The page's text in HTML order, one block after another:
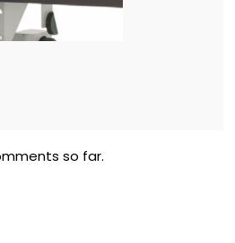
so far.